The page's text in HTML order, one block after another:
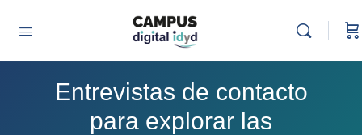
Entrevistas de contacto
para explorar las